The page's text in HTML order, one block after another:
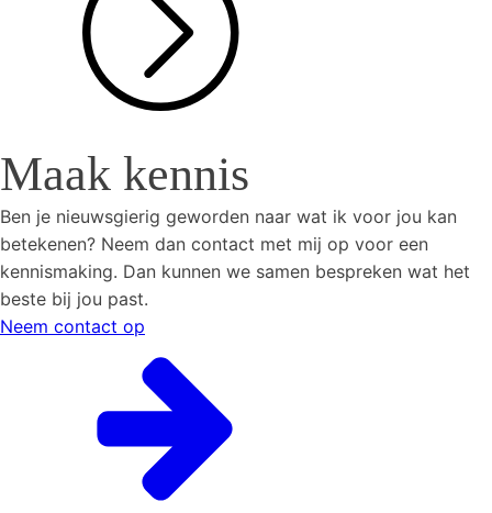
Maak kennis
Ben je nieuwsgierig geworden naar wat ik voor jou kan
betekenen? Neem dan contact met mij op voor een
kennismaking. Dan kunnen we samen bespreken wat het
beste bij jou past.
Neem contact op